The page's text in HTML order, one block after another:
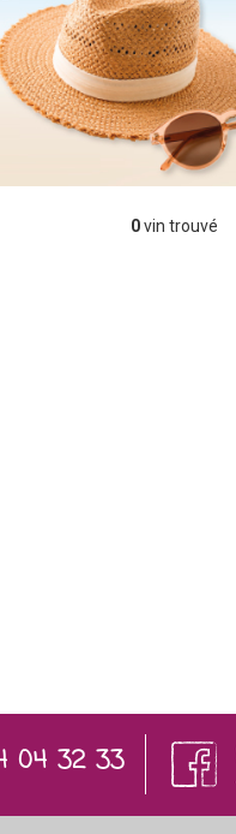
0vin trouvé
04 32 33